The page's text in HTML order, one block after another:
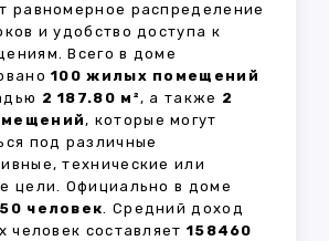
равномерное распределение
и удобство доступа к
Всего в доме
100 жилых помещений
2 187.80 м², а также 2
, которые могут
под различные
технические или
цели. Официально в доме
человек. Средний доход
человек составляет 158460